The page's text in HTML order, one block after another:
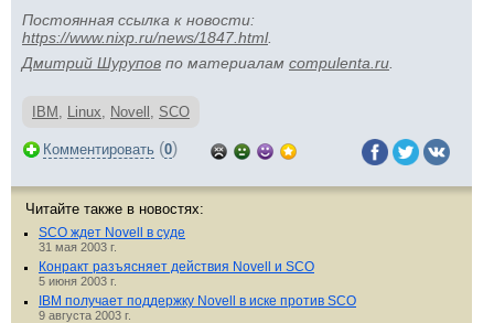
Постоянная ссылка к новости:
https://www.nixp.ru/news/1847.html.
Дмитрий Шурупов по материалам compulenta.ru
IBM , Linux, Novell , SCO
Комментировать (0)
Читайте также в новостях:
SCO ждет Novell в суде
31 мая 2003 г.
Конракт разъясняет действия Novell и SCO
5 июня 2003 г.
IBM получает поддержку Novell в иске против SCO
9 августа 2003 г.